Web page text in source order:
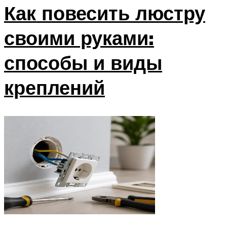
Как повесить люстру
своими руками:
способы и виды
креплений